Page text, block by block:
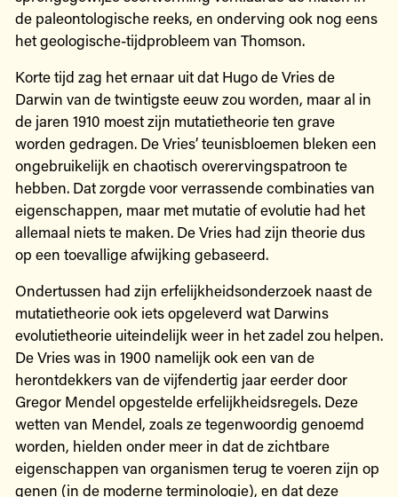
de paleontologische reeks, en onderving ook nog eens
het geologische-tijdprobleem van Thomson.
Korte tijd zag het ernaar uit dat Hugo de Vries de
Darwin van de twintigste eeuw zou worden, maar al in
de jaren 1910 moest zijn mutatietheorie ten grave
worden gedragen. De Vries’ teunisbloemen bleken een
ongebruikelijk en chaotisch overervingspatroon te
hebben. Dat zorgde voor verrassende combinaties van
eigenschappen, maar met mutatie of evolutie had het
allemaal niets te maken. De Vries had zijn theorie dus
op een toevallige afwijking gebaseerd.
Ondertussen had zijn erfelijkheidsonderzoek naast de
mutatietheorie ook iets opgeleverd wat Darwins
evolutietheorie uiteindelijk weer in het zadel zou helpen.
De Vries was in 1900 namelijk ook een van de
herontdekkers van de vijfendertig jaar eerder door
Gregor Mendel opgestelde erfelijkheidsregels. Deze
wetten van Mendel, zoals ze tegenwoordig genoemd
worden, hielden onder meer in dat de zichtbare
eigenschappen van organismen terug te voeren zijn op
genen (in de moderne terminologie), en dat deze